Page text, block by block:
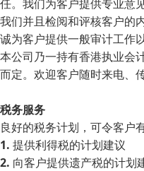
任。我们为客户提供专业意
我们并且检阅和评核客户的
诚为客户提供一般审计工作
本公司乃一持有香港执业会
而定。欢迎客户随时来电、
税务服务
良好的税务计划，可令客户
1. 提供利得税的计划建议
2. 向客户提供遗产税的计划